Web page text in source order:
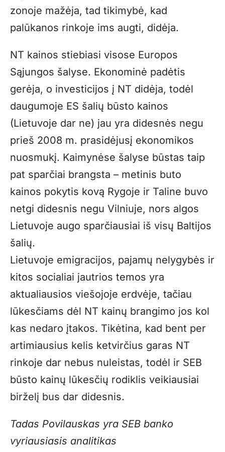
zonoje mažėja, tad tikimybė, kad
palūkanos rinkoje ims augti, didėja.
NT kainos stiebiasi visose Europos
Sąjungos šalyse. Ekonominė padėtis
gerėja, o investicijos į NT didėja, todėl
daugumoje ES šalių būsto kainos
(Lietuvoje dar ne) jau yra didesnės negu
prieš 2008 m. prasidėjusį ekonomikos
nuosmukį. Kaimynėse šalyse būstas taip
pat sparčiai brangsta – metinis buto
kainos pokytis kovą Rygoje ir Taline buvo
netgi didesnis negu Vilniuje, nors algos
Lietuvoje augo sparčiausiai iš visų Baltijos
šalių.
Lietuvoje emigracijos, pajamų nelygybės ir
kitos socialiai jautrios temos yra
aktualiausios viešojoje erdvėje, tačiau
lūkesčiams dėl NT kainų brangimo jos kol
kas nedaro įtakos. Tikėtina, kad bent per
artimiausius kelis ketvirčius garas NT
rinkoje dar nebus nuleistas, todėl ir SEB
būsto kainų lūkesčių rodiklis veikiausiai
birželį bus dar didesnis.
Tadas Povilauskas yra SEB banko
vyriausiasis analitikas